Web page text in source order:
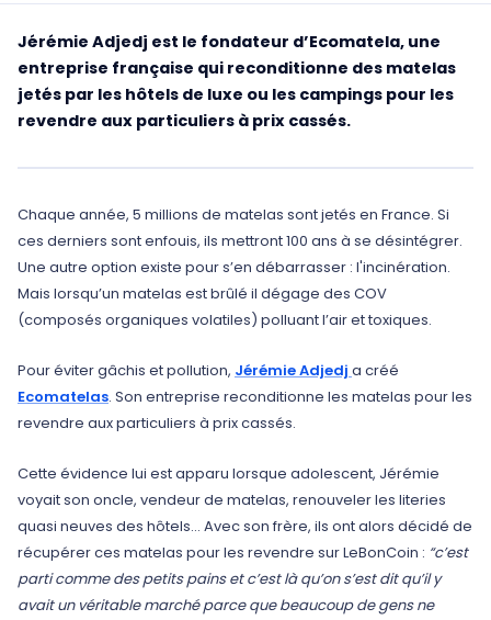
Jérémie Adjedj est le fondateur d’Ecomatela, une
entreprise française qui reconditionne des matelas
jetés par les hôtels de luxe ou les campings pour les
revendre aux particuliers à prix cassés.
Chaque année, 5 millions de matelas sont jetés en France. Si
ces derniers sont enfouis, ils mettront 100 ans à se désintégrer.
Une autre option existe pour s’en débarrasser : l'incinération.
Mais lorsqu’un matelas est brûlé il dégage des COV
(composés organiques volatiles) polluant l’air et toxiques.
Pour éviter gâchis et pollution, Jérémie Adjedj a créé
Ecomatelas. Son entreprise reconditionne les matelas pour les
revendre aux particuliers à prix cassés.
Cette évidence lui est apparu lorsque adolescent, Jérémie
voyait son oncle, vendeur de matelas, renouveler les literies
quasi neuves des hôtels… Avec son frère, ils ont alors décidé de
récupérer ces matelas pour les revendre sur LeBonCoin : “c’est
parti comme des petits pains et c’est là qu’on s’est dit qu’il y
avait un véritable marché parce que beaucoup de gens ne